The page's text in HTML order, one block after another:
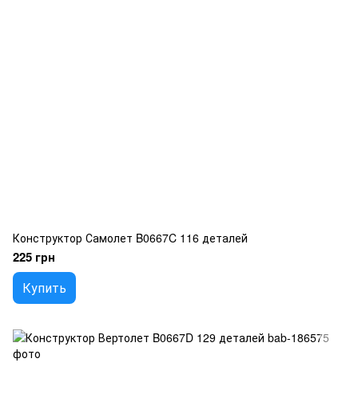
Конструктор Самолет B0667C 116 деталей
225 грн
Купить